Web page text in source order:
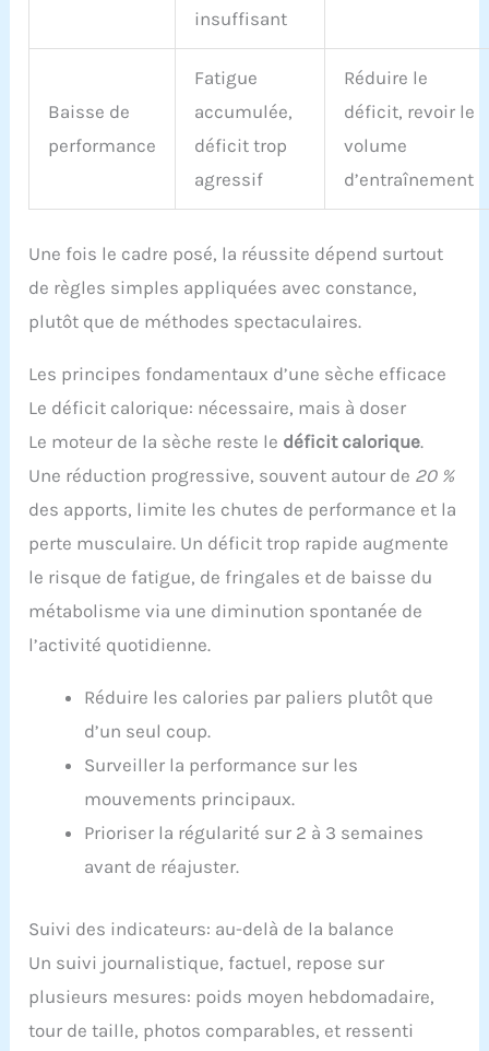
insuffisant
Baisse de
performance
Fatigue
accumulée,
déficit trop
agressif
Réduire le
déficit, revoir le
volume
d’entraînement
Une fois le cadre posé, la réussite dépend surtout
de règles simples appliquées avec constance,
plutôt que de méthodes spectaculaires.
Les principes fondamentaux d’une sèche efficace
Le déficit calorique: nécessaire, mais à doser
Le moteur de la sèche reste le déficit calorique.
Une réduction progressive, souvent autour de 20 %
des apports, limite les chutes de performance et la
perte musculaire. Un déficit trop rapide augmente
le risque de fatigue, de fringales et de baisse du
métabolisme via une diminution spontanée de
l’activité quotidienne.
Réduire les calories par paliers plutôt que
d’un seul coup.
Surveiller la performance sur les
mouvements principaux.
Prioriser la régularité sur 2 à 3 semaines
avant de réajuster.
Suivi des indicateurs: au-delà de la balance
Un suivi journalistique, factuel, repose sur
plusieurs mesures: poids moyen hebdomadaire,
tour de taille, photos comparables, et ressenti